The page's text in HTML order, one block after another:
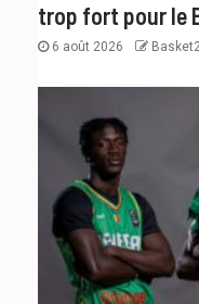
trop fort pour le
6 août 2026